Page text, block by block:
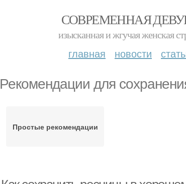
СОВРЕМЕННАЯ
изысканная и жгучая женская
главная новости
Рекомендации для
Простые рекомендации